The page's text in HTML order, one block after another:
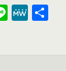
Li
n
M
e